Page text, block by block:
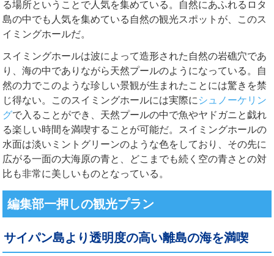
る場所ということで人気を集めている。自然にあふれるロタ
島の中でも人気を集めている自然の観光スポットが、このス
イミングホールだ。
スイミングホールは波によって造形された自然の岩礁穴であ
り、海の中でありながら天然プールのようになっている。自
然の力でこのような珍しい景観が生まれたことには驚きを禁
じ得ない。このスイミングホールには実際に シュノーケリン
グで入ることができ、天然プールの中で魚やヤドガニと戯れ
る楽しい時間を満喫することが可能だ。スイミングホールの
水面は淡いミントグリーンのような色をしており、その先に
広がる一面の大海原の青と、どこまでも続く空の青さとの対
比も非常に美しいものとなっている。
編集部一押しの観光プラン
サイパン島より透明度の高い離島の海を満喫